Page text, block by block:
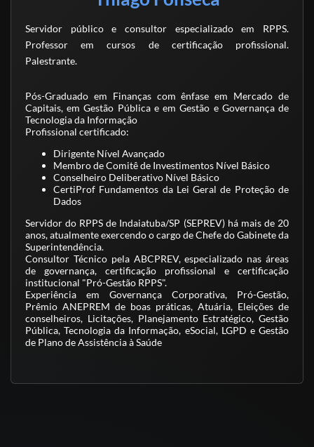
Servidor público e consultor especializado em RPPS.
Professor em cursos de certificação profissional.
Palestrante.
Pós-Graduado em Finanças com ênfase em Mercado de
Capitais, em Gestão Pública e em Gestão e Governança de
Tecnologia da Informação
Profissional certificado:
Dirigente Nível Avançado
Membro de Comitê de Investimentos Nível Básico
Conselheiro Deliberativo Nível Básico
CertiProf Fundamentos da Lei Geral de Proteção de
Dados
Servidor do RPPS de Indaiatuba/SP (SEPREV) há mais de 20
anos, atualmente exercendo o cargo de Chefe do Gabinete da
Superintendência.
Consultor Técnico pela ABCPREV, especializado nas áreas
de governança, certificação profissional e certificação
institucional "Pró-Gestão RPPS".
Experiência em Governança Corporativa, Pró-Gestão,
Prêmio ANEPREM de boas práticas, Atuária, Eleições de
conselheiros, Licitações, Planejamento Estratégico, Gestão
Pública, Tecnologia da Informação, eSocial, LGPD e Gestão
de Plano de Assistência à Saúde